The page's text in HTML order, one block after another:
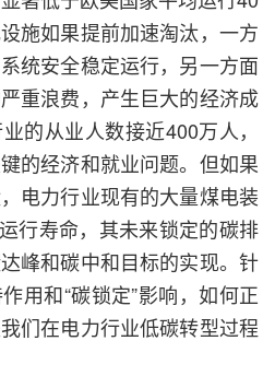
施如果提前加速淘汰，一方
统安全稳定运行，另一方面
重浪费，产生巨大的经济成
的从业人数接近400万人，
的经济和就业问题。但如果
电力行业现有的大量煤电装
行寿命，其未来锁定的碳排
峰和碳中和目标的实现。针
用和“碳锁定”影响，如何正
们在电力行业低碳转型过程